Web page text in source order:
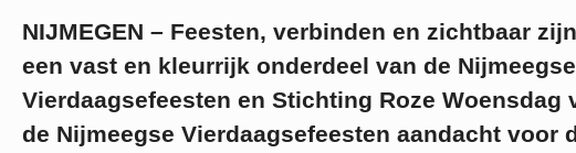
NIJMEGEN – Feesten, verbinden en zichtbaar
een vast en kleurrijk onderdeel van de
Vierdaagsefeesten en Stichting Roze
de Nijmeegse Vierdaagsefeesten aandacht voor